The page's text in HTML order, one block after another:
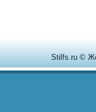
Stilfs.ru ©